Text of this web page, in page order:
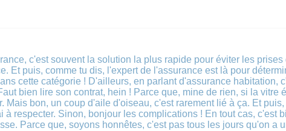
c'est souvent la solution la plus rapide pour éviter les
Et puis, comme tu dis, l'expert de l'assurance est là pour
cette catégorie ! D'ailleurs, en parlant d'assurance
bien lire son contrat, hein ! Parce que, mine de rien, si la
bon, un coup d'aile d'oiseau, c'est rarement lié à ça. Et
respecter. Sinon, bonjour les complications ! En tout cas, c'est
Parce que, soyons honnêtes, c'est pas tous les jours qu'on a